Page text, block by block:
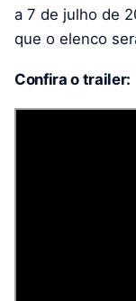
a 7 de julho de
que o elenco
Confira o trailer: